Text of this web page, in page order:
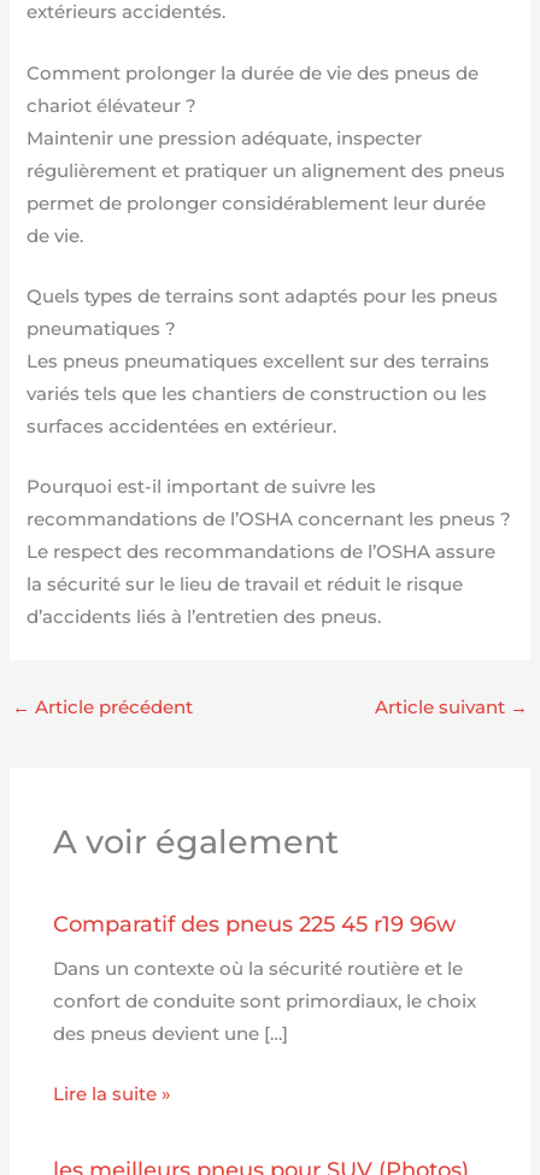
extérieurs accidentés.
Comment prolonger la durée de vie des pneus de
chariot élévateur ?
Maintenir une pression adéquate, inspecter
régulièrement et pratiquer un alignement des pneus
permet de prolonger considérablement leur durée
de vie.
Quels types de terrains sont adaptés pour les pneus
pneumatiques ?
Les pneus pneumatiques excellent sur des terrains
variés tels que les chantiers de construction ou les
surfaces accidentées en extérieur.
Pourquoi est-il important de suivre les
recommandations de l’OSHA concernant les pneus ?
Le respect des recommandations de l’OSHA assure
la sécurité sur le lieu de travail et réduit le risque
d’accidents liés à l’entretien des pneus.
← Article précédent Article suivant →
A voir également
Comparatif des pneus 225 45 r19 96w
Dans un contexte où la sécurité routière et le
confort de conduite sont primordiaux, le choix
des pneus devient une […]
Lire la suite »
les meilleurs pneus pour SUV (Photos)